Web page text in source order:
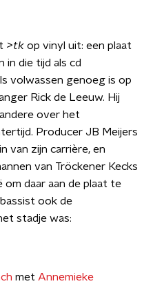
>tk op vinyl uit: een plaat
in die tijd als cd
volwassen genoeg is op
Rick de Leeuw. Hij
over het
Producer JB Meijers
van zijn carrière, en
van Tröckener Kecks
om daar aan de plaat te
ook de
stadje was:
met Annemieke